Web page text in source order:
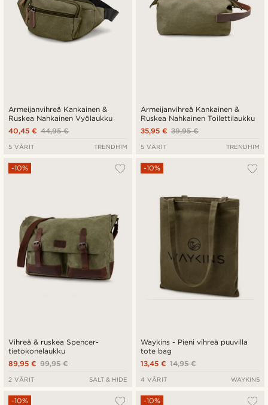
Armeijanvihreä Kankainen &
Ruskea Nahkainen Vyölaukku
44,95 €
40,45 €
5 VÄRIT TRENDHIM
Armeijanvihreä Kankainen &
Ruskea Nahkainen Toilettilaukku
39,95 €
35,95 €
5 VÄRIT TRENDHIM
Vihreä & ruskea Spencer-
tietokonelaukku
-10%
99,95 €
89,95 €
2 VÄRIT SALT & HIDE
Waykins - Pieni vihreä puuvilla
tote bag
-10%
14,95 €
13,45 €
4 VÄRIT WAYKINS
-10% -10%